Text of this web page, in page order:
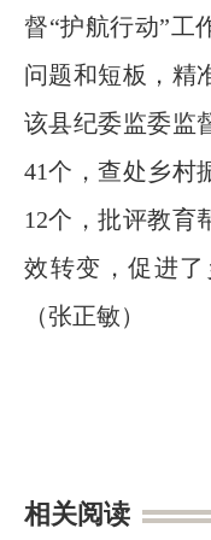
督“护航行动”工
问题和短板，精
该县纪委监委监
41个，查处乡村
12个，批评教育
效转变，促进了
（张正敏）
相关阅读